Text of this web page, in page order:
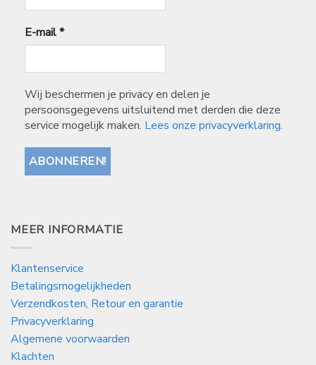
E-mail*
Wij beschermen je privacy en delen je
persoonsgegevens uitsluitend met derden die deze
service mogelijk maken. Lees onze privacyverklaring.
MEER INFORMATIE
Klantenservice
Betalingsmogelijkheden
Verzendkosten, Retour en garantie
Privacyverklaring
Algemene voorwaarden
Klachten